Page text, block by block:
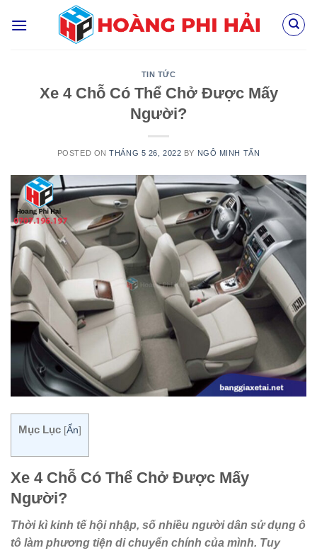
TIN TỨC
Xe 4 Chỗ Có Thể Chở Được Mấy
Người?
POSTED ONTHÁNG 5 26, 2022 BY NGÔ MINH TẤN
Mục Lục [Ẩn]
Xe 4 Chỗ Có Thể Chở Được Mấy
Người?
Thời kì kinh tế hội nhập, số nhiều người dân sử dụng ô
tô làm phương tiện di chuyển chính của mình. Tuy